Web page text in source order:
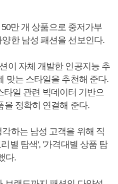
만 개 상품으로 중저가부
한 남성 패션을 선보인다.
이 자체 개발한 인공지능 추
맞는 스타일을 추천해 준다.
타일 관련 빅데이터 기반으
을 정확히 연결해 준다.
하는 남성 고객을 위해 직
별 탐색', '가격대별 상품 탐
다.